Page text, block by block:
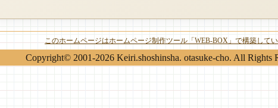
このホームページはホームページ制作ツール「WEB-BOX」で構築して
Copyright© 2001-2026 Keiri.shoshinsha. otasuke-cho. All Rights